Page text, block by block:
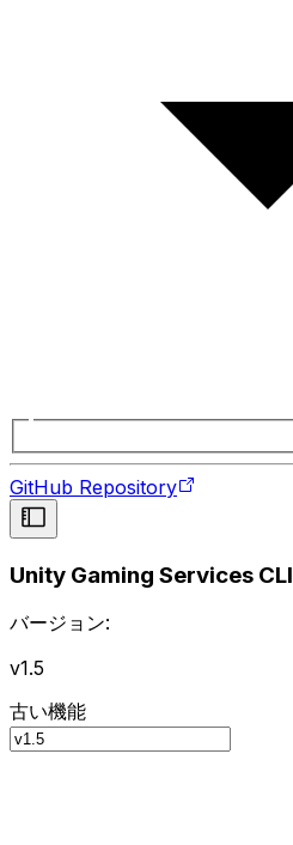
GitHub Repository
Unity Gaming Services CLI
バージョン:
v1.5
古い機能